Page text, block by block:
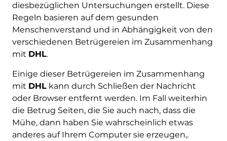
diesbezüglichen Untersuchungen erstellt. Diese
Regeln basieren auf dem gesunden
Menschenverstand und in Abhängigkeit von den
verschiedenen Betrügereien im Zusammenhang
mit DHL.
Einige dieser Betrügereien im Zusammenhang
mit DHLkann durch Schließen der Nachricht
oder Browser entfernt werden. Im Fall weiterhin
die Betrug Seiten, die Sie auch nach, dass die
Mühe, dann haben Sie wahrscheinlich etwas
anderes auf Ihrem Computer sie erzeugen,.